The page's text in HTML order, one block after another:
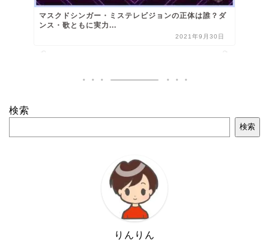
マスクドシンガー・ミステレビジョンの正体は誰？ダ
ンス・歌ともに実力...
2021年9月30日
検索
検索
りんりん